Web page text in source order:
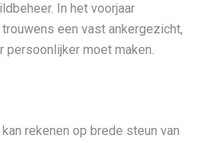
In het voorjaar
een vast ankergezicht,
persoonlijker moet maken.
rekenen op brede steun van